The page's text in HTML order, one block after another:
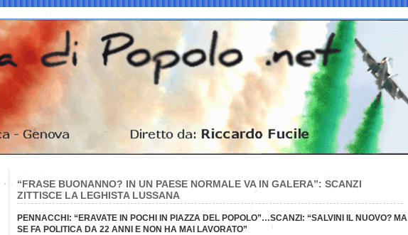
“FRASE BUONANNO? IN UN PAESE NORMALE VA IN GALERA”: SCANZI
ZITTISCE LA LEGHISTA LUSSANA
PENNACCHI: “ERAVATE IN POCHI IN PIAZZA DEL POPOLO”…SCANZI: “SALVINI IL NUOVO? MA
SE FA POLITICA DA 22 ANNI E NON HA MAI LAVORATO”